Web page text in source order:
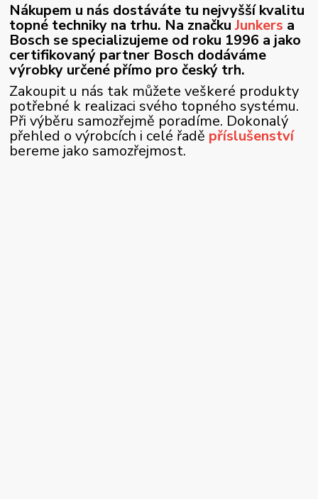
Nákupem u nás dostáváte tu nejvyšší kvalitu
topné techniky na trhu. Na značkuJunkers a
Bosch se specializujeme od roku 1996 a jako
certifikovaný partner Bosch dodáváme
výrobky určené přímo pro český trh.
Zakoupit u nás tak můžete veškeré produkty
potřebné k realizaci svého topného systému.
Při výběru samozřejmě poradíme. Dokonalý
přehled o výrobcích i celé řadě příslušenství
bereme jako samozřejmost.